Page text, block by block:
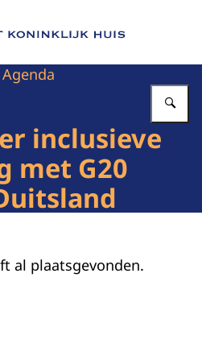
van Het Koninklijk Huis
Agenda
inclusieve
met G20
al plaatsgevonden.